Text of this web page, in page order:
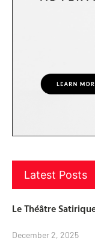
Latest Posts
Le Théâtre
December 2, 2025